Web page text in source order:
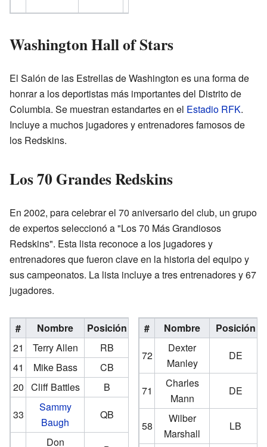
Washington Hall of Stars
El Salón de las Estrellas de Washington es una forma de
honrar a los deportistas más importantes del Distrito de
Columbia. Se muestran estandartes en el Estadio RFK.
Incluye a muchos jugadores y entrenadores famosos de
los Redskins.
Los 70 Grandes Redskins
En 2002, para celebrar el 70 aniversario del club, un grupo
de expertos seleccionó a "Los 70 Más Grandiosos
Redskins". Esta lista reconoce a los jugadores y
entrenadores que fueron clave en la historia del equipo y
sus campeonatos. La lista incluye a tres entrenadores y 67
jugadores.
# Nombre Posición
Período
21
Terry Allen RB
1995–98
41
Mike Bass CB
1969–75
20 Cliff Battles B
1932–37
33
Sammy
Baugh
QB 1937–52
Don
# Nombre Posición
72
Dexter
Manley
DE
71
Charles
Mann
DE
58
Wilber
Marshall
LB